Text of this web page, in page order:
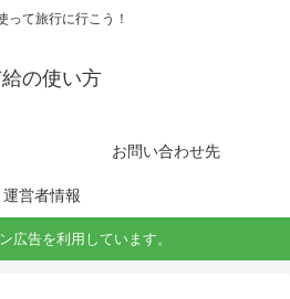
って旅行に行こう！
の使い方
お問い合わせ先
運営者情報
広告を利用しています。